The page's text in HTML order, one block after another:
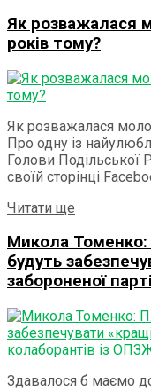
Як розважалася
років тому?
Як розважалася
Про одну із
Голови
своїй сторінці
Читати ще
Микола Томенко:
будуть
забороненої
Здавалося б маємо